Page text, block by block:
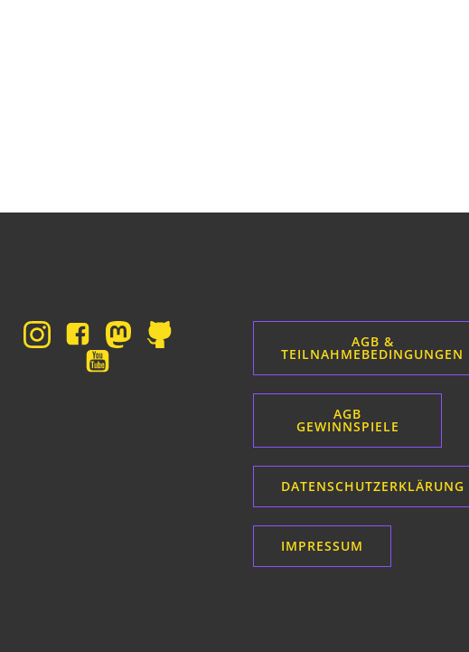
AGB &
TEILNAHMEBEDINGUNGEN
AGB
GEWINNSPIELE
DATENSCHUTZERKLÄRUNG
IMPRESSUM